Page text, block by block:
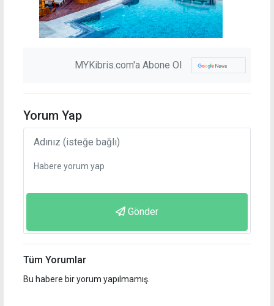
MYKibris.com'a Abone Ol
Yorum Yap
Gönder
Tüm Yorumlar
Bu habere bir yorum yapılmamış.